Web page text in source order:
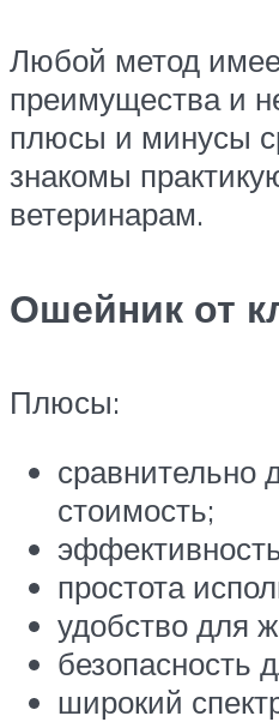
Любой метод
преимущества и
плюсы и минусы
знакомы
ветеринарам.
Ошейник от
Плюсы:
сравнительно
стоимость;
простота
удобство для
безопасность
широкий